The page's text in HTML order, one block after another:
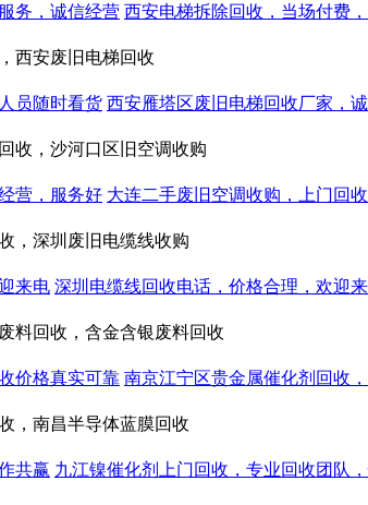
务，诚信经营 西安电梯拆除回收，当场付费
西安废旧电梯回收
员随时看货 西安雁塔区废旧电梯回收厂家，
收，沙河口区旧空调收购
营，服务好 大连二手废旧空调收购，上门回
，深圳废旧电缆线收购
来电 深圳电缆线回收电话，价格合理，欢迎
料回收，含金含银废料回收
价格真实可靠 南京江宁区贵金属催化剂回收
，南昌半导体蓝膜回收
共赢 九江镍催化剂上门回收，专业回收团队